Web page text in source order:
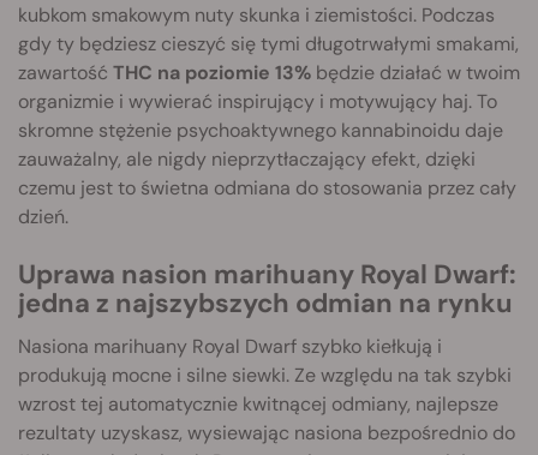
kubkom smakowym nuty skunka i ziemistości. Podczas
gdy ty będziesz cieszyć się tymi długotrwałymi smakami,
zawartość THC na poziomie 13% będzie działać w twoim
organizmie i wywierać inspirujący i motywujący haj. To
skromne stężenie psychoaktywnego kannabinoidu daje
zauważalny, ale nigdy nieprzytłaczający efekt, dzięki
czemu jest to świetna odmiana do stosowania przez cały
dzień.
Uprawa nasion marihuany Royal Dwarf:
jedna z najszybszych odmian na rynku
Nasiona marihuany Royal Dwarf szybko kiełkują i
produkują mocne i silne siewki. Ze względu na tak szybki
wzrost tej automatycznie kwitnącej odmiany, najlepsze
rezultaty uzyskasz, wysiewając nasiona bezpośrednio do